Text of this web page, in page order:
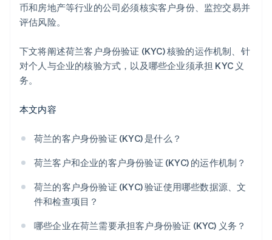
币和房地产等行业的公司必须核实客户身份、监控交易并
评估风险。
下文将阐述荷兰客户身份验证 (KYC) 核验的运作机制、针
对个人与企业的核验方式，以及哪些企业须承担 KYC 义
务。
本文内容
荷兰的客户身份验证 (KYC) 是什么？
荷兰客户和企业的客户身份验证 (KYC) 的运作机制？
荷兰的客户身份验证 (KYC) 验证使用哪些数据源、文
件和检查项目？
哪些企业在荷兰需要承担客户身份验证 (KYC) 义务？